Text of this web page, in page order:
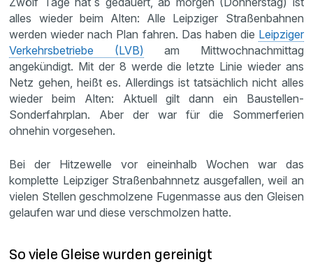
alles wieder beim Alten: Alle Leipziger Straßenbahnen
werden wieder nach Plan fahren. Das haben die Leipziger
Verkehrsbetriebe (LVB) am Mittwochnachmittag
angekündigt. Mit der 8 werde die letzte Linie wieder ans
Netz gehen, heißt es. Allerdings ist tatsächlich nicht alles
wieder beim Alten: Aktuell gilt dann ein Baustellen-
Sonderfahrplan. Aber der war für die Sommerferien
ohnehin vorgesehen.
Bei der Hitzewelle vor eineinhalb Wochen war das
komplette Leipziger Straßenbahnnetz ausgefallen, weil an
vielen Stellen geschmolzene Fugenmasse aus den Gleisen
gelaufen war und diese verschmolzen hatte.
So viele Gleise wurden gereinigt